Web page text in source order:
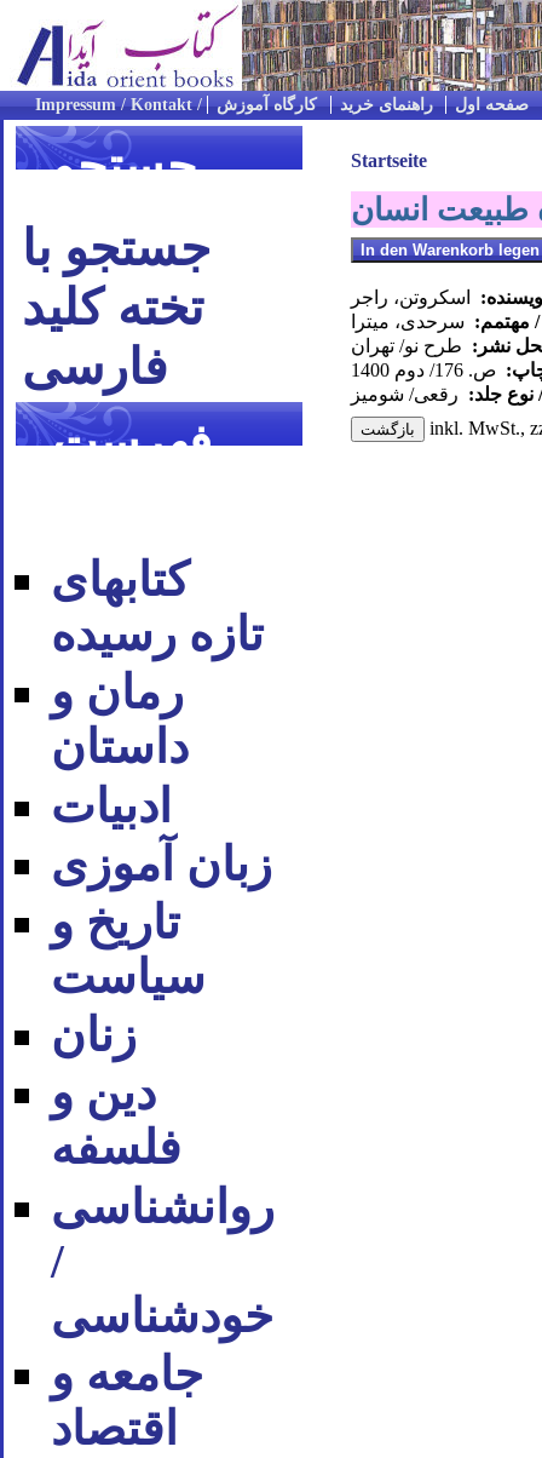
صفحه اول راهنمای خرید کارگاه آموزش
جستجو
جستجو با
تخته کلید
فارسی
فهرست
کتابهای
تازه رسیده
رمان و
داستان
ادبیات
زبان آموزی
تاریخ و
سیاست
زنان
دین و
فلسفه
روان‪شناسی
/
خودشناسی
جامعه و
اقتصاد
Startseite
طبیعت انسان
اسکروتن، راجر
مهتمم: سرحدی، میترا
نشر: طرح نو/ تهران
ص. 176/ دوم 1400
جلد: رقعی/ شومیز
inkl. MwSt.,